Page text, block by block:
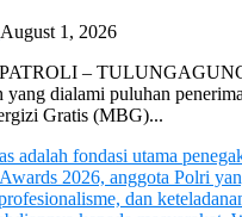
August 1, 2026
–
yang dialami puluhan
Gratis (MBG)...